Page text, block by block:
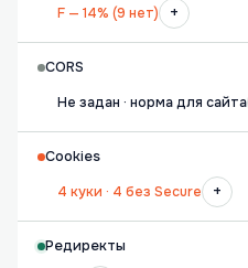
F — 14% (9 нет)
+
CORS
Не задан · норма для сайта
Cookies
4 куки · 4 без Secure
+
Редиректы